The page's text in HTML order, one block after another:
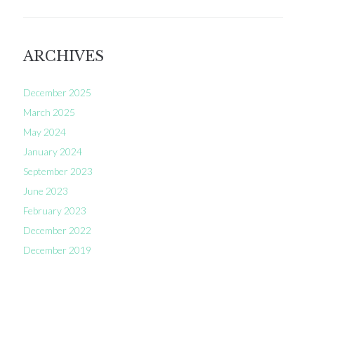
ARCHIVES
December 2025
March 2025
May 2024
January 2024
September 2023
June 2023
February 2023
December 2022
December 2019